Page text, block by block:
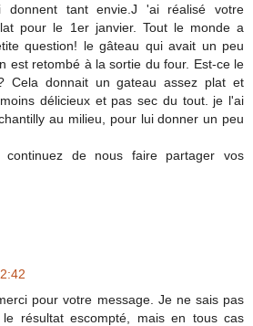
donnent tant envie.J 'ai réalisé votre
pour le 1er janvier. Tout le monde a
question! le gâteau qui avait un peu
est retombé à la sortie du four. Est-ce le
Cela donnait un gateau assez plat et
délicieux et pas sec du tout. je l'ai
au milieu, pour lui donner un peu
continuez de nous faire partager vos
pour votre message. Je ne sais pas
résultat escompté, mais en tous cas